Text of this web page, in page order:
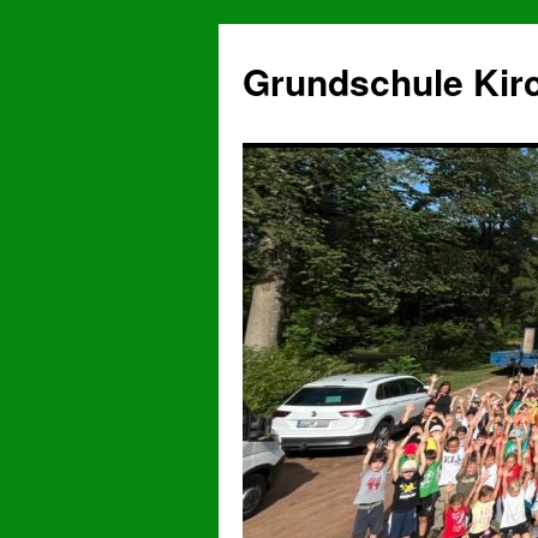
Grundschule